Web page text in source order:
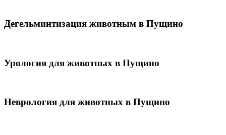
Дегельминтизация животным в Пущино
Урология для животных в Пущино
Неврология для животных в Пущино